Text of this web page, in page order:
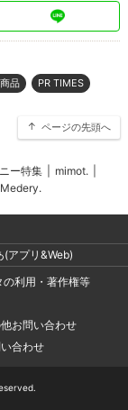
品 PR TIMES
ページの先頭へ
ー特集 mimot.
Medery.
(アプリ&Web)
の利用・著作権等
お問い合わせ
合わせ